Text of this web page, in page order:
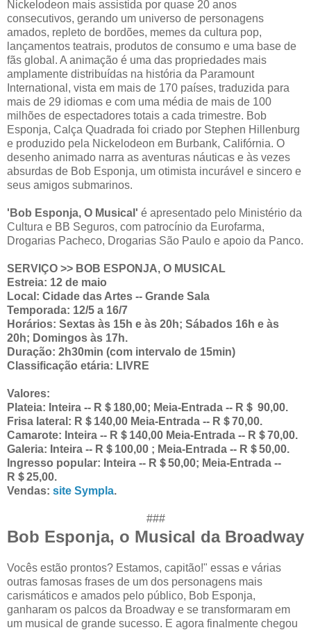
Nickelodeon mais assistida por quase 20 anos
consecutivos, gerando um universo de personagens
amados, repleto de bordões, memes da cultura pop,
lançamentos teatrais, produtos de consumo e uma base de
fãs global. A animação é uma das propriedades mais
amplamente distribuídas na história da Paramount
International, vista em mais de 170 países, traduzida para
mais de 29 idiomas e com uma média de mais de 100
milhões de espectadores totais a cada trimestre. Bob
Esponja, Calça Quadrada foi criado por Stephen Hillenburg
e produzido pela Nickelodeon em Burbank, Califórnia. O
desenho animado narra as aventuras náuticas e às vezes
absurdas de Bob Esponja, um otimista incurável e sincero e
seus amigos submarinos.
'Bob Esponja, O Musical' é apresentado pelo Ministério da
Cultura e BB Seguros, com patrocínio da Eurofarma,
Drogarias Pacheco, Drogarias São Paulo e apoio da Panco.
SERVIÇO >> BOB ESPONJA, O MUSICAL
Estreia: 12 de maio
Local: Cidade das Artes -- Grande Sala
Temporada: 12/5 a 16/7
Horários: Sextas às 15h e às 20h; Sábados 16h e às
20h; Domingos às 17h.
Duração: 2h30min (com intervalo de 15min)
Classificação etária: LIVRE
Valores:
Plateia: Inteira -- R＄180,00; Meia-Entrada -- R＄ 90,00.
Frisa lateral: R＄140,00 Meia-Entrada -- R＄70,00.
Camarote: Inteira -- R＄140,00 Meia-Entrada -- R＄70,00.
Galeria: Inteira -- R＄100,00 ; Meia-Entrada -- R＄50,00.
Ingresso popular: Inteira -- R＄50,00; Meia-Entrada --
R＄25,00.
Vendas: site Sympla.
###
Bob Esponja, o Musical da Broadway
Vocês estão prontos? Estamos, capitão!" essas e várias
outras famosas frases de um dos personagens mais
carismáticos e amados pelo público, Bob Esponja,
ganharam os palcos da Broadway e se transformaram em
um musical de grande sucesso. E agora finalmente chegou